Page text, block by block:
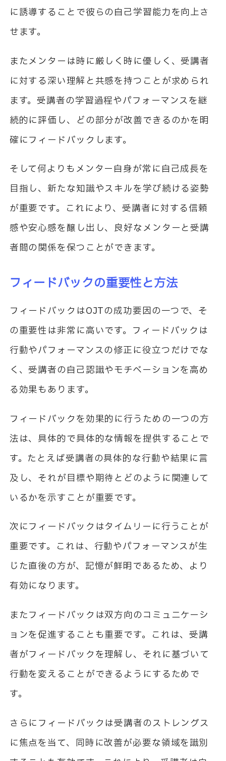
に誘導することで彼らの自己学習能力を向上さ
せます。
またメンターは時に厳しく時に優しく、受講者
に対する深い理解と共感を持つことが求められ
ます。受講者の学習過程やパフォーマンスを継
続的に評価し、どの部分が改善できるのかを明
確にフィードバックします。
そして何よりもメンター自身が常に自己成長を
目指し、新たな知識やスキルを学び続ける姿勢
が重要です。これにより、受講者に対する信頼
感や安心感を醸し出し、良好なメンターと受講
者間の関係を保つことができます。
フィードバックの重要性と方法
フィードバックはOJTの成功要因の一つで、そ
の重要性は非常に高いです。フィードバックは
行動やパフォーマンスの修正に役立つだけでな
く、受講者の自己認識やモチベーションを高め
る効果もあります。
フィードバックを効果的に行うための一つの方
法は、具体的で具体的な情報を提供することで
す。たとえば受講者の具体的な行動や結果に言
及し、それが目標や期待とどのように関連して
いるかを示すことが重要です。
次にフィードバックはタイムリーに行うことが
重要です。これは、行動やパフォーマンスが生
じた直後の方が、記憶が鮮明であるため、より
有効になります。
またフィードバックは双方向のコミュニケーシ
ョンを促進することも重要です。これは、受講
者がフィードバックを理解し、それに基づいて
行動を変えることができるようにするためで
す。
さらにフィードバックは受講者のストレングス
に焦点を当て、同時に改善が必要な領域を識別